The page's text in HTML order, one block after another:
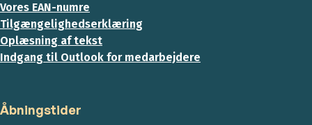
Vores EAN-numre
Tilgængelighedserklæring
Oplæsning af tekst
Indgang til Outlook for medarbejdere
Åbningstider